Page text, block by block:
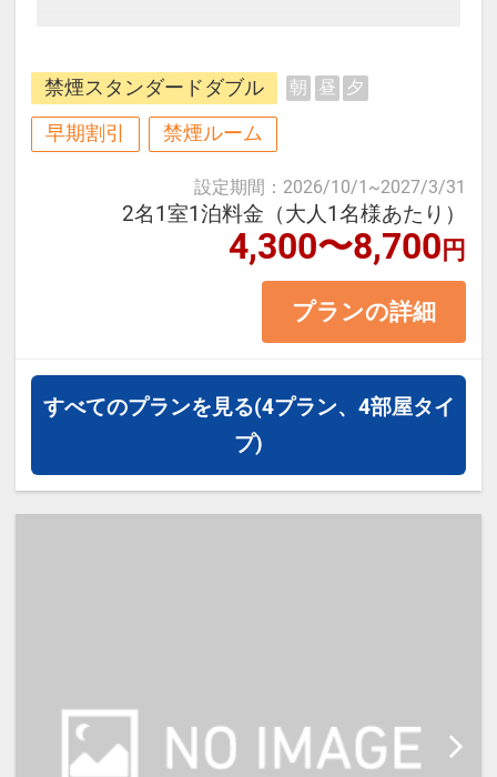
ン～
本町駅まで徒歩2分の便利なロケー
高層ホテル。
いつでも清潔に、空間はシンプル
に、そして、より良いステイを提供
＜お部屋タイプ＞禁煙スタンダード
ダブル 11平米 バス・トイレ付
正ベッド幅140cm×1台
※1ベッドです。2名1室の場合、お
料：無料
※添い寝のお子様がいる場合は「施
禁煙スタンダードダブル 朝 昼 夕
早期割引 禁煙ルーム
設定期間 ： 2026/10/1 ~2027/3/31
2名1室1泊料金（大人1名様あたり）
4,300〜8,700円
プランの詳細
すべてのプランを見る(4プラン、4部屋タイ
プ)